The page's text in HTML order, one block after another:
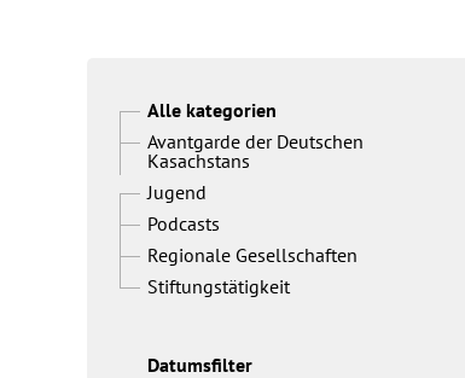
Alle kategorien
Avantgarde der Deutschen
Kasachstans
Jugend
Podcasts
Regionale Gesellschaften
Stiftungstätigkeit
Datumsfilter